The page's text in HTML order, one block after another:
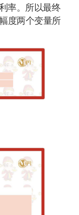
率。所以最终
度两个变量所